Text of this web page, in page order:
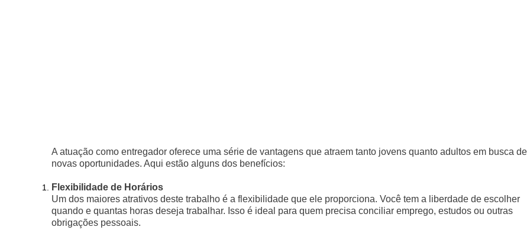
A atuação como entregador oferece uma série de vantagens que atraem tanto jovens quanto adultos em busca de
novas oportunidades. Aqui estão alguns dos benefícios:
Flexibilidade de Horários
Um dos maiores atrativos deste trabalho é a flexibilidade que ele proporciona. Você tem a liberdade de escolher
quando e quantas horas deseja trabalhar. Isso é ideal para quem precisa conciliar emprego, estudos ou outras
obrigações pessoais.